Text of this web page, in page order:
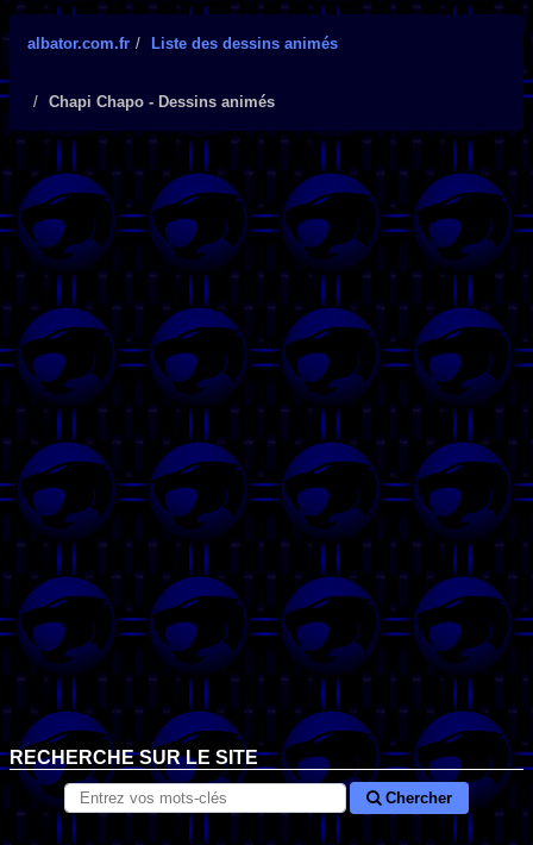
albator.com.fr Liste des dessins animés
Chapi Chapo - Dessins animés
RECHERCHE SUR LE SITE
Chercher